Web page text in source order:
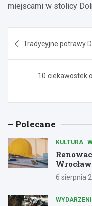
miejscami w stolicy
wpisu
Tradycyjne potrawy
10 ciekawostek
Polecane
KULTURA
6 sierpnia